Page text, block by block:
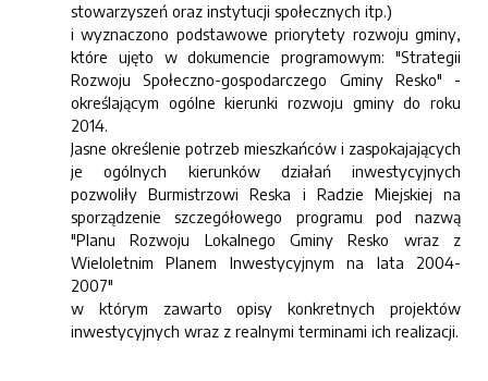
stowarzyszeń oraz instytucji społecznych itp.)
i wyznaczono podstawowe priorytety rozwoju gminy,
które ujęto w dokumencie programowym: "Strategii
Rozwoju Społeczno-gospodarczego Gminy Resko" -
określającym ogólne kierunki rozwoju gminy do roku
2014.
Jasne określenie potrzeb mieszkańców i zaspokajających
je ogólnych kierunków działań inwestycyjnych
pozwoliły Burmistrzowi Reska i Radzie Miejskiej na
sporządzenie szczegółowego programu pod nazwą
"Planu Rozwoju Lokalnego Gminy Resko wraz z
Wieloletnim Planem Inwestycyjnym na lata 2004-
2007"
w którym zawarto opisy konkretnych projektów
inwestycyjnych wraz z realnymi terminami ich realizacji.